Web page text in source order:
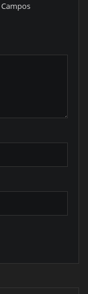
Campos